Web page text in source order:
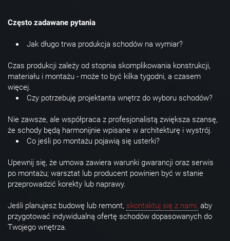
Często zadawane pytania
Jak długo trwa produkcja schodów na wymiar?
Czas produkcji zależy od stopnia skomplikowania konstrukcji,
materiału i montażu - może to być kilka tygodni, a czasem
więcej.
Czy potrzebuję projektanta wnętrz do wyboru schodów?
Nie zawsze, ale współpraca z profesjonalistą zwiększa szansę,
że schody będą harmonijnie wpisane w architekturę i wystrój.
Co jeśli po montażu pojawią się usterki?
Upewnij się, że umowa zawiera warunki gwarancji oraz serwis
po montażu; warsztat lub producent powinien być w stanie
przeprowadzić korekty lub naprawy.
Jeśli planujesz budowę lub remont, skontaktuj się z nami, aby
przygotować indywidualną ofertę schodów dopasowanych do
Twojego wnętrza.